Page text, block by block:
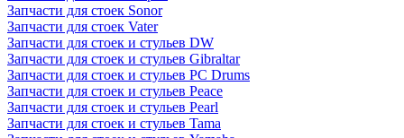
Запчасти для стоек Sonor
Запчасти для стоек Vater
Запчасти для стоек и стульев DW
Запчасти для стоек и стульев Gibraltar
Запчасти для стоек и стульев PC Drums
Запчасти для стоек и стульев Peace
Запчасти для стоек и стульев Pearl
Запчасти для стоек и стульев Tama